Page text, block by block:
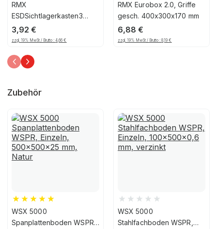
RMX
ESDSichtlagerkasten3
schw.
LxBxH:235x145x125mm
3,92€
zzgl. 19% MwSt / Brutto :4,66€
RMX Eurobox 2.0, Griffe
gesch. 400x300x170 mm
6,88€
zzgl. 19% MwSt / Brutto :8,19€
Zubehör
WSX 5000
Spanplattenboden WSPR,
WSX 5000
Stahlfachboden WSPR,